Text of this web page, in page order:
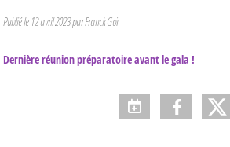
Publié le 12 avril 2023par Franck Goï
Dernière réunion préparatoire avant le gala !